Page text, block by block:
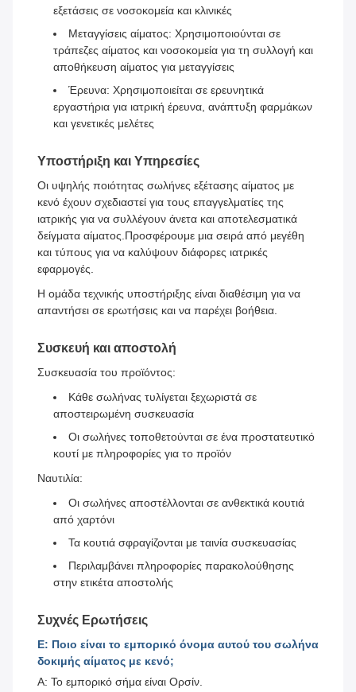
εξετάσεις σε νοσοκομεία και κλινικές
Μεταγγίσεις αίματος: Χρησιμοποιούνται σε
τράπεζες αίματος και νοσοκομεία για τη συλλογή και
αποθήκευση αίματος για μεταγγίσεις
Έρευνα: Χρησιμοποιείται σε ερευνητικά
εργαστήρια για ιατρική έρευνα, ανάπτυξη φαρμάκων
και γενετικές μελέτες
Υποστήριξη και Υπηρεσίες
Οι υψηλής ποιότητας σωλήνες εξέτασης αίματος με
κενό έχουν σχεδιαστεί για τους επαγγελματίες της
ιατρικής για να συλλέγουν άνετα και αποτελεσματικά
δείγματα αίματος.Προσφέρουμε μια σειρά από μεγέθη
και τύπους για να καλύψουν διάφορες ιατρικές
εφαρμογές.
Η ομάδα τεχνικής υποστήριξης είναι διαθέσιμη για να
απαντήσει σε ερωτήσεις και να παρέχει βοήθεια.
Συσκευή και αποστολή
Συσκευασία του προϊόντος:
Κάθε σωλήνας τυλίγεται ξεχωριστά σε
αποστειρωμένη συσκευασία
Οι σωλήνες τοποθετούνται σε ένα προστατευτικό
κουτί με πληροφορίες για το προϊόν
Ναυτιλία:
Οι σωλήνες αποστέλλονται σε ανθεκτικά κουτιά
από χαρτόνι
Τα κουτιά σφραγίζονται με ταινία συσκευασίας
Περιλαμβάνει πληροφορίες παρακολούθησης
στην ετικέτα αποστολής
Συχνές Ερωτήσεις
Ε: Ποιο είναι το εμπορικό όνομα αυτού του σωλήνα
δοκιμής αίματος με κενό;
Α: Το εμπορικό σήμα είναι Ορσίν.